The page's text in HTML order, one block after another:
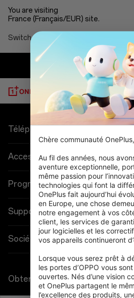
You are visiting
France (Français/EUR) site.
Switch to United States (English/
【Important】Avis sur
OnePlus >>
Téléphones
OnePlus 15
OnePlus 15R
OnePlus 13
OnePlus Nord 5
Accessoires
Tablette
Objets connectés
Alimentation et cables
Programmes
Associez vos appareils OnePlus
Programme de remise
Programme d’affiliation
Reprise OnePlus
Support
FAQ Shopping
Actualisation du logiciel
Service de réparation
Société
À propos de OnePlus
Communauté
Obtenir de l'aide de OnePlus
Chère communauté OnePlus,
Au fil des années, nous
aventure exceptionnelle,
même passion pour
technologies qui font la
OnePlus fait aujourd’hui
en Europe, une chose
notre engagement à vos
client, les services de
jour logicielles et les
vos appareils continueront
Lorsque vous serez prêt à
les portes d’OPPO vous
ouvertes. Nés d’une vision
et OnePlus partagent le
l’excellence des produits,